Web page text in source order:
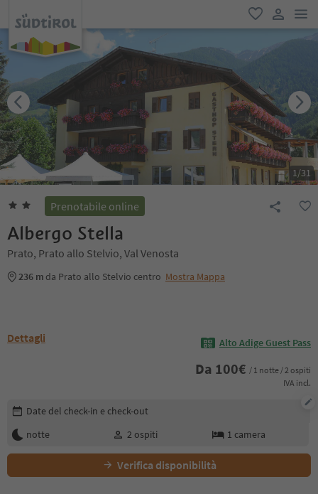
favoriti
user link
1/31
Prenotabile online
Albergo Stella
Prato, Prato allo Stelvio, Val Venosta
236 m da Prato allo Stelvio centro Mostra Mappa
Dettagli Alto Adige Guest Pass
Da 100€ / 1 notte / 2 ospiti
IVA incl.
Modifica i dettagli della prenotazione
Date del check-in e check-out
notte
2 ospiti 1 camera
Verifica disponibilità